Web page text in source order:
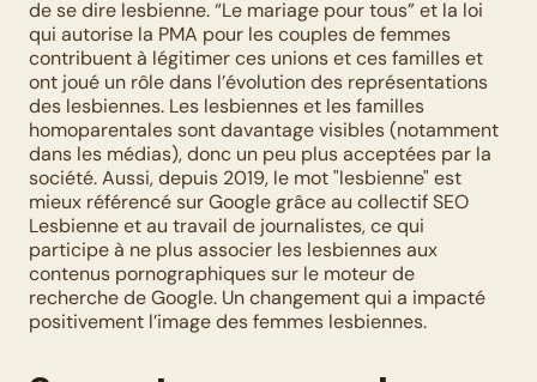
de se dire lesbienne. “Le mariage pour tous” et la loi
qui autorise la PMA pour les couples de femmes
contribuent à légitimer ces unions et ces familles et
ont joué un rôle dans l’évolution des représentations
des lesbiennes. Les lesbiennes et les familles
homoparentales sont davantage visibles (notamment
dans les médias), donc un peu plus acceptées par la
société. Aussi, depuis 2019, le mot "lesbienne" est
mieux référencé sur Google grâce au collectif SEO
Lesbienne et au travail de journalistes, ce qui
participe à ne plus associer les lesbiennes aux
contenus pornographiques sur le moteur de
recherche de Google. Un changement qui a impacté
positivement l’image des femmes lesbiennes.